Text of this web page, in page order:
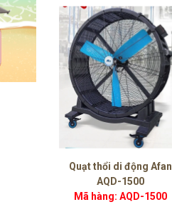
Quạt thổi di động Afan
AQD-1500
Mã hàng: AQD-1500